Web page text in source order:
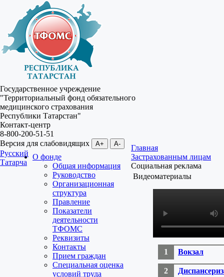
Государственное учреждение
"Территориальный фонд обязательного
медицинского страхования
Республики Татарстан"
Контакт-центр
8-800-200-51-51
Версия для слабовидящих
A+ A-
Русский
Татарча
О фонде
Общая информация
Руководство
Организационная
структура
Правление
Показатели
деятельности
ТФОМС
Реквизиты
Контакты
Прием граждан
Специальная оценка
условий труда
Главная
Застрахованным лицам
Социальная реклама
Видеоматериалы
Вокзал